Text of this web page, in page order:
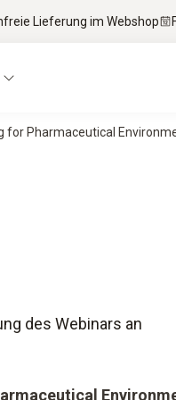
Lieferung im Webshop
for Pharmaceutical
des Webinars an